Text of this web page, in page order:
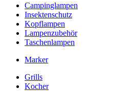
Campinglampen
Insektenschutz
Kopflampen
Lampenzubehör
Taschenlampen
Marker
Grills
Kocher